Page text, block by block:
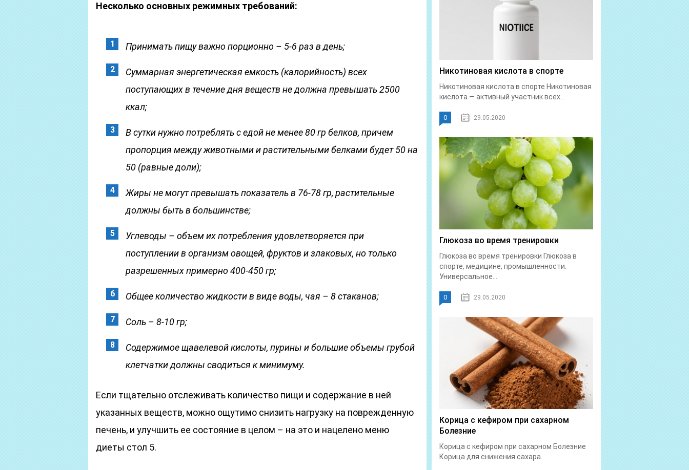
Несколько основных режимных требований:
Принимать пищу важно порционно – 5-6 раз в день;
Суммарная энергетическая емкость (калорийность) всех
поступающих в течение дня веществ не должна превышать 2500
ккал;
В сутки нужно потреблять с едой не менее 80 гр белков, причем
пропорция между животными и растительными белками будет 50 на
50 (равные доли);
Жиры не могут превышать показатель в 76-78 гр, растительные
должны быть в большинстве;
Углеводы – объем их потребления удовлетворяется при
поступлении в организм овощей, фруктов и злаковых, но только
разрешенных примерно 400-450 гр;
Общее количество жидкости в виде воды, чая – 8 стаканов;
Соль – 8-10 гр;
Содержимое щавелевой кислоты, пурины и большие объемы грубой
клетчатки должны сводиться к минимуму.
Если тщательно отслеживать количество пищи и содержание в ней
указанных веществ, можно ощутимо снизить нагрузку на поврежденную
печень, и улучшить ее состояние в целом – на это и нацелено меню
диеты стол 5.
Никотиновая кислота в спорте
Никотиновая кислота в спорте Никотиновая
кислота — активный участник всех...
0 29.05.2020
Глюкоза во время тренировки
Глюкоза во время тренировки Глюкоза в
спорте, медицине, промышленности.
Универсальное...
0 29.05.2020
Корица с кефиром при сахарном
Болезние
Корица с кефиром при сахарном Болезние
Корица для снижения сахара...